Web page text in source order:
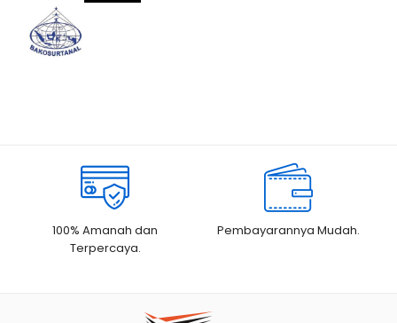
100% Amanah dan
Terpercaya.
Pembayarannya Mudah.